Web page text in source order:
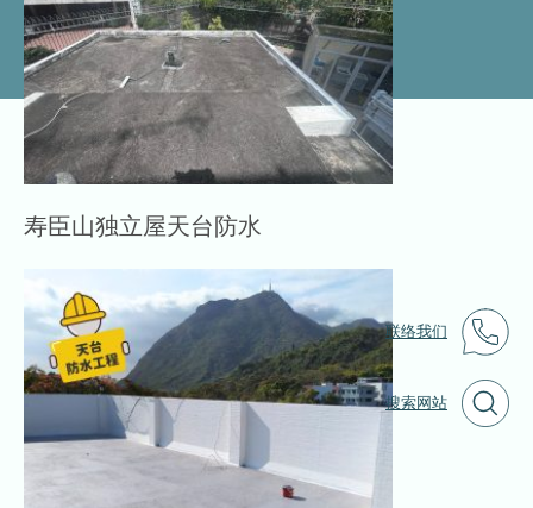
联络我们
搜索网站
寿臣山独立屋天台防水